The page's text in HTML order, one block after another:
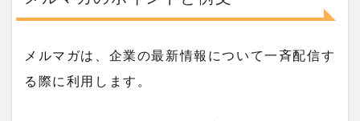
メルマガは、企業の最新情報について一斉配信す
る際に利用します。